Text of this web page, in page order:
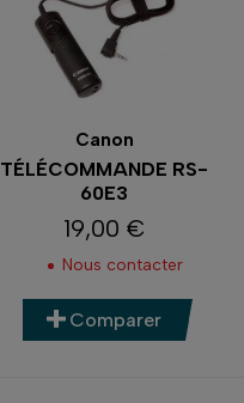
Canon
TÉLÉCOMMANDE RS-
60E3
Prix
19,00 €
Nous contacter
Comparer